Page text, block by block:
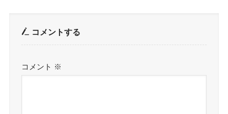
コメントする
コメント ※